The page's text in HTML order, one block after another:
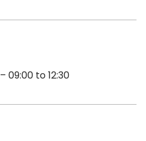
– 09:00 to 12:30